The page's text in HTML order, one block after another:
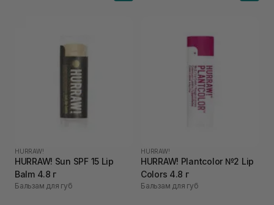
HURRAW!
HURRAW! Sun SPF 15 Lip
Balm 4.8 г
Бальзам для губ
HURRAW!
HURRAW! Plantcolor №2 Lip
Colors 4.8 г
Бальзам для губ